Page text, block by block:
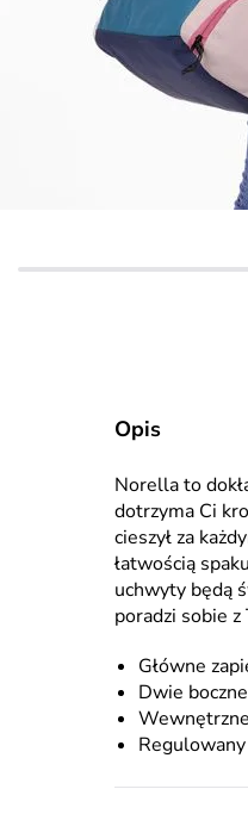
Opis
Norella to
dotrzyma Ci
cieszył za
łatwością
uchwyty będą
poradzi sobie
Główne
Dwie